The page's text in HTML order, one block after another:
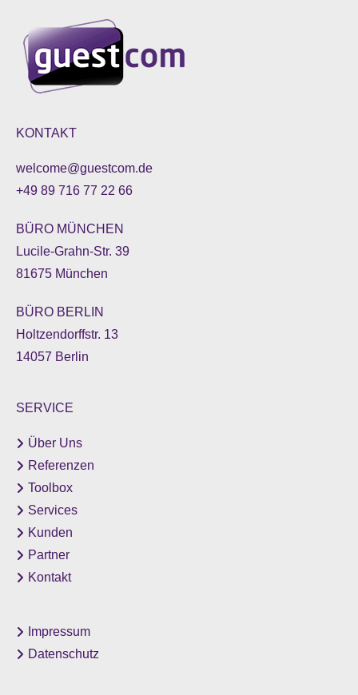
KONTAKT
welcome@guestcom.de
+49 89 716 77 22 66
BÜRO MÜNCHEN
Lucile-Grahn-Str. 39
81675 München
BÜRO BERLIN
Holtzendorffstr. 13
14057 Berlin
SERVICE
Über Uns
Referenzen
Toolbox
Services
Kunden
Partner
Kontakt
Impressum
Datenschutz